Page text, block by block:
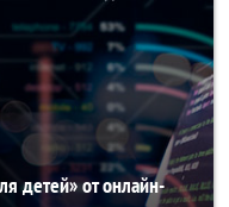
детей» от онлайн-